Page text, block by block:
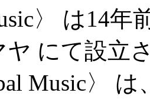
〉 は14
ヤ にて設立
Music〉